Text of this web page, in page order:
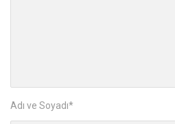
Adı ve Soyadı*